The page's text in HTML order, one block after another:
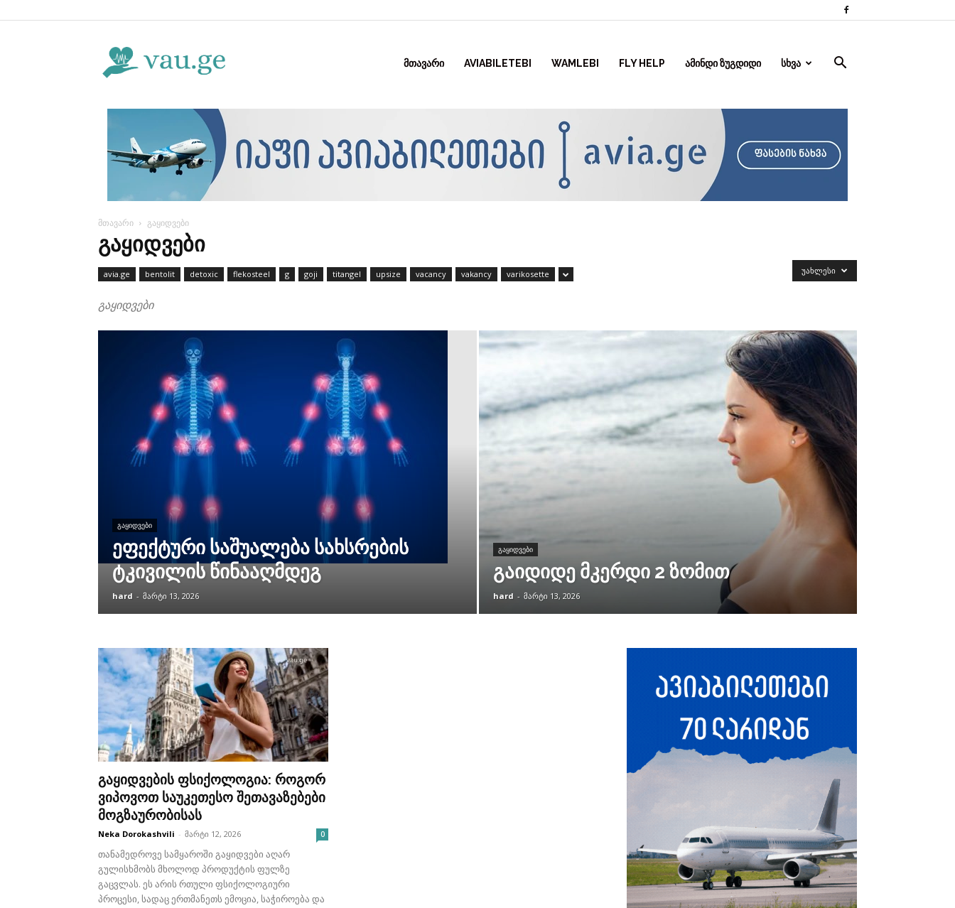
ᲛᲗᲐᲕᲐᲠᲘ AVIABILETEBI WAMLEBI FLY HELP ᲐᲛᲘᲜᲓᲘ ᲖᲣᲒᲓᲘᲓᲘ ᲡᲮᲕᲐ
მთავარი გაყიდვები
ᲒᲐᲧᲘᲓᲕᲔᲑᲘ
avia.ge bentolit detoxic flekosteel g goji titangel upsize vacancy vakancy varikosette
გაყიდვები
ᲣᲐᲮᲚᲔᲡᲘ
ᲒᲐᲧᲘᲓᲕᲔᲑᲘ
ეფექტური საშუალება სახსრების
ტკივილის წინააღმდეგ
hard - მარტი 13, 2026
ᲒᲐᲧᲘᲓᲕᲔᲑᲘ
გაიდიდე მკერდი 2 ზომით
hard - მარტი 13, 2026
გაყიდვების ფსიქოლოგია: როგორ
ვიპოვოთ საუკეთესო შეთავაზებები
მოგზაურობისას
Neka Dorokashvili - მარტი 12, 2026 0
თანამედროვე სამყაროში გაყიდვები აღარ
გულისხმობს მხოლოდ პროდუქტის ფულზე
გაცვლას. ეს არის რთული ფსიქოლოგიური
პროცესი, სადაც ერთმანეთს ემოცია, საჭიროება და